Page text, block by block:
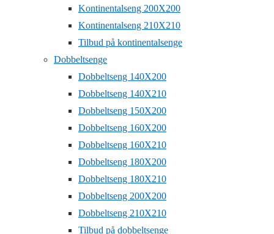
Kontinentalseng 200X200
Kontinentalseng 210X210
Tilbud på kontinentalsenge
Dobbeltsenge
Dobbeltseng 140X200
Dobbeltseng 140X210
Dobbeltseng 150X200
Dobbeltseng 160X200
Dobbeltseng 160X210
Dobbeltseng 180X200
Dobbeltseng 180X210
Dobbeltseng 200X200
Dobbeltseng 210X210
Tilbud på dobbeltsenge